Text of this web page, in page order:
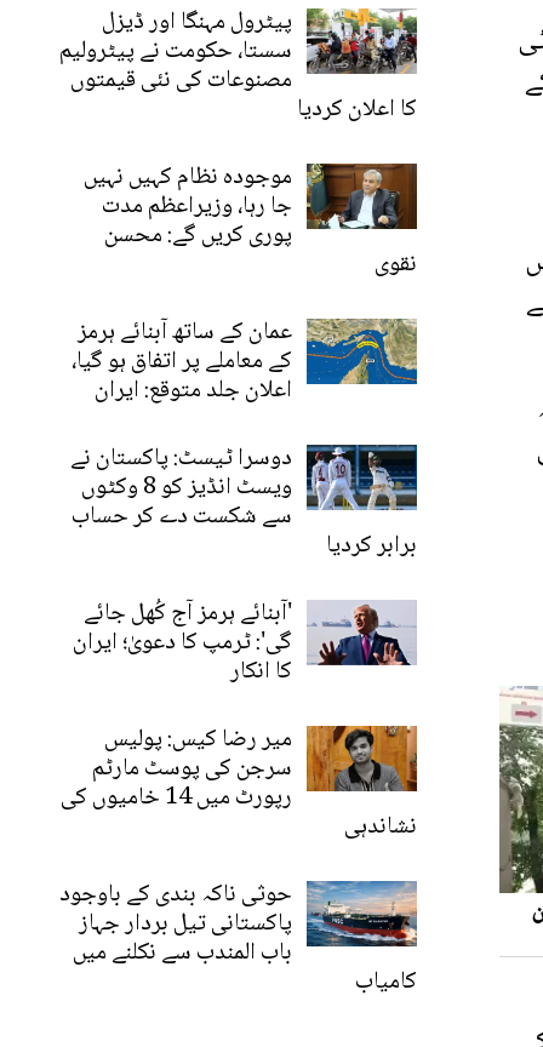
پیٹرول مہنگا اور ڈیزل
سستا، حکومت نے پیٹرولیم
مصنوعات کی نئی قیمتوں
کا اعلان کردیا
موجودہ نظام کہیں نہیں
جا رہا، وزیراعظم مدت
پوری کریں گے: محسن
نقوی
عمان کے ساتھ آبنائے ہرمز
کے معاملے پر اتفاق ہو گیا،
اعلان جلد متوقع: ایران
دوسرا ٹیسٹ: پاکستان نے
ویسٹ انڈیز کو 8 وکٹوں
سے شکست دے کر حساب
برابر کردیا
'آبنائے ہرمز آج کُھل جائے
گی': ٹرمپ کا دعویٰ؛ ایران
کا انکار
میر رضا کیس: پولیس
سرجن کی پوسٹ مارٹم
رپورٹ میں 14 خامیوں کی
نشاندہی
حوثی ناکہ بندی کے باوجود
پاکستانی تیل بردار جہاز
باب المندب سے نکلنے میں
کامیاب